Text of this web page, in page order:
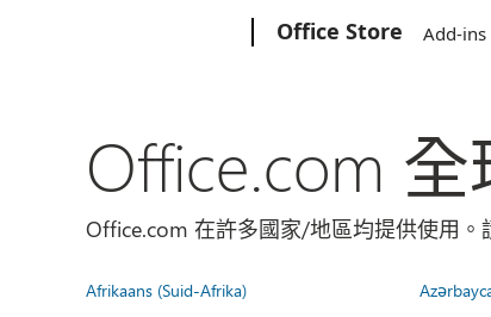
Office Store Add-ins
Office.com
Office.com 在許多國家/地區均提供使用。
Afrikaans (Suid-Afrika)